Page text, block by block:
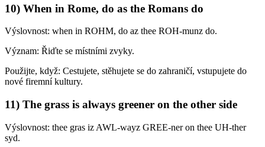
10) When in Rome, do as the Romans do
Výslovnost: when in ROHM, do az thee ROH-munz do.
Význam: Řiďte se místními zvyky.
Použijte, když: Cestujete, stěhujete se do zahraničí, vstupujete do
nové firemní kultury.
11) The grass is always greener on the other side
Výslovnost: thee gras iz AWL-wayz GREE-ner on thee UH-ther
syd.